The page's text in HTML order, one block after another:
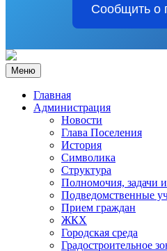
Сообщить о
Меню
Главная
Администрация
Новости
Глава Поселения
История
Символика
Структура
Полномочия, задачи
Подведомственные
Прием граждан
ЖКХ
Городская среда
Градостроительное